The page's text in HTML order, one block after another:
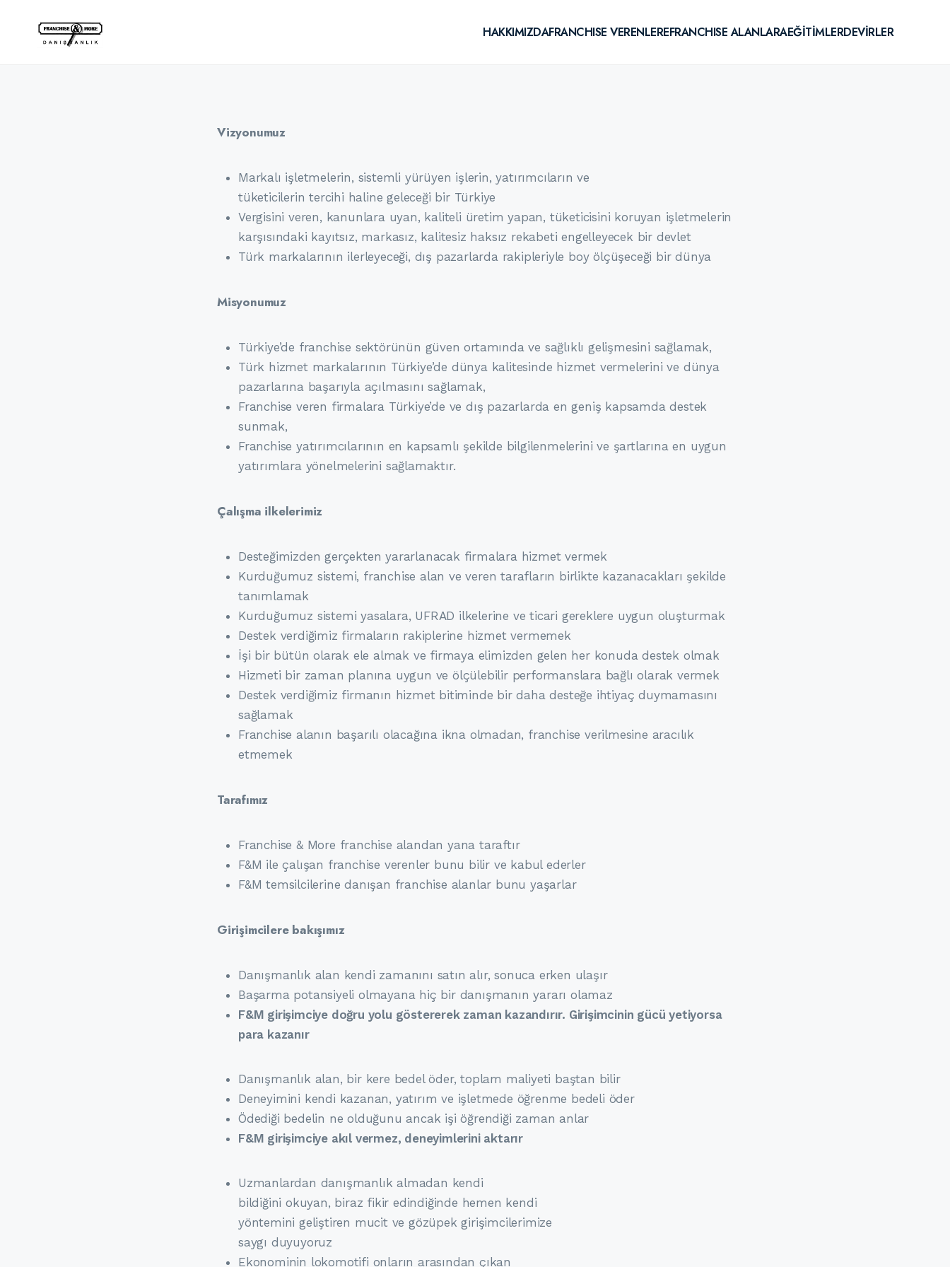
HAKKIMIZDAFRANCHISE VERENLEREFRANCHISE ALANLARAEĞİTİMLERDEVİRLER
Vizyonumuz
Markalı işletmelerin, sistemli yürüyen işlerin, yatırımcıların ve
tüketicilerin tercihi haline geleceği bir Türkiye
Vergisini veren, kanunlara uyan, kaliteli üretim yapan, tüketicisini koruyan işletmelerin
karşısındaki kayıtsız, markasız, kalitesiz haksız rekabeti engelleyecek bir devlet
Türk markalarının ilerleyeceği, dış pazarlarda rakipleriyle boy ölçüşeceği bir dünya
Misyonumuz
Türkiye’de franchise sektörünün güven ortamında ve sağlıklı gelişmesini sağlamak,
Türk hizmet markalarının Türkiye’de dünya kalitesinde hizmet vermelerini ve dünya
pazarlarına başarıyla açılmasını sağlamak,
Franchise veren firmalara Türkiye’de ve dış pazarlarda en geniş kapsamda destek
sunmak,
Franchise yatırımcılarının en kapsamlı şekilde bilgilenmelerini ve şartlarına en uygun
yatırımlara yönelmelerini sağlamaktır.
Çalışma ilkelerimiz
Desteğimizden gerçekten yararlanacak firmalara hizmet vermek
Kurduğumuz sistemi, franchise alan ve veren tarafların birlikte kazanacakları şekilde
tanımlamak
Kurduğumuz sistemi yasalara, UFRAD ilkelerine ve ticari gereklere uygun oluşturmak
Destek verdiğimiz firmaların rakiplerine hizmet vermemek
İşi bir bütün olarak ele almak ve firmaya elimizden gelen her konuda destek olmak
Hizmeti bir zaman planına uygun ve ölçülebilir performanslara bağlı olarak vermek
Destek verdiğimiz firmanın hizmet bitiminde bir daha desteğe ihtiyaç duymamasını
sağlamak
Franchise alanın başarılı olacağına ikna olmadan, franchise verilmesine aracılık
etmemek
Tarafımız
Franchise & More franchise alandan yana taraftır
F&M ile çalışan franchise verenler bunu bilir ve kabul ederler
F&M temsilcilerine danışan franchise alanlar bunu yaşarlar
Girişimcilere bakışımız
Danışmanlık alan kendi zamanını satın alır, sonuca erken ulaşır
Başarma potansiyeli olmayana hiç bir danışmanın yararı olamaz
F&M girişimciye doğru yolu göstererek zaman kazandırır. Girişimcinin gücü yetiyorsa
para kazanır
Danışmanlık alan, bir kere bedel öder, toplam maliyeti baştan bilir
Deneyimini kendi kazanan, yatırım ve işletmede öğrenme bedeli öder
Ödediği bedelin ne olduğunu ancak işi öğrendiği zaman anlar
F&M girişimciye akıl vermez, deneyimlerini aktarır
Uzmanlardan danışmanlık almadan kendi
bildiğini okuyan, biraz fikir edindiğinde hemen kendi
yöntemini geliştiren mucit ve gözüpek girişimcilerimize
saygı duyuyoruz
Ekonominin lokomotifi onların arasından çıkan